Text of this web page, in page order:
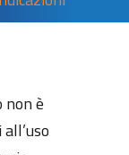
non è